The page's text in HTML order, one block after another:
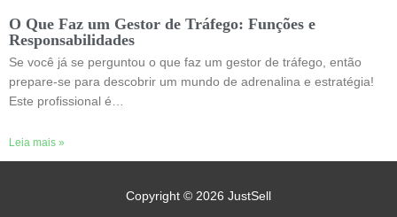
O Que Faz um Gestor de Tráfego: Funções e
Responsabilidades
Se você já se perguntou o que faz um gestor de tráfego, então
prepare-se para descobrir um mundo de adrenalina e estratégia!
Este profissional é…
Leia mais »
Copyright © 2026 JustSell